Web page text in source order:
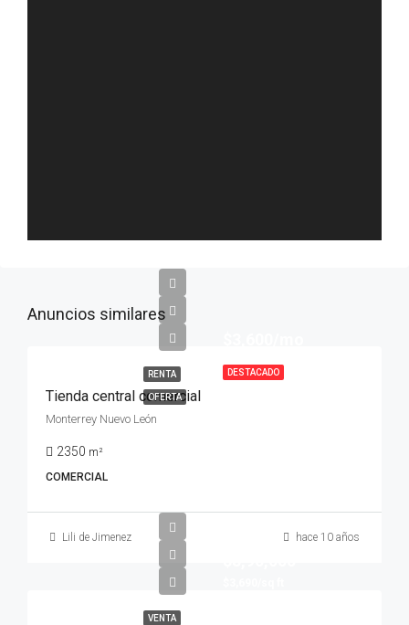
Anuncios similares
DESTACADO
RENTA
OFERTA
Tienda central comercial
Monterrey Nuevo León
2350 m²
COMERCIAL
Lili de Jimenez hace 10 años
VENTA